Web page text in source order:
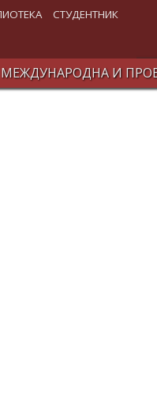
СТУДЕНТНИК
МЕЖДУНАРОДНА И